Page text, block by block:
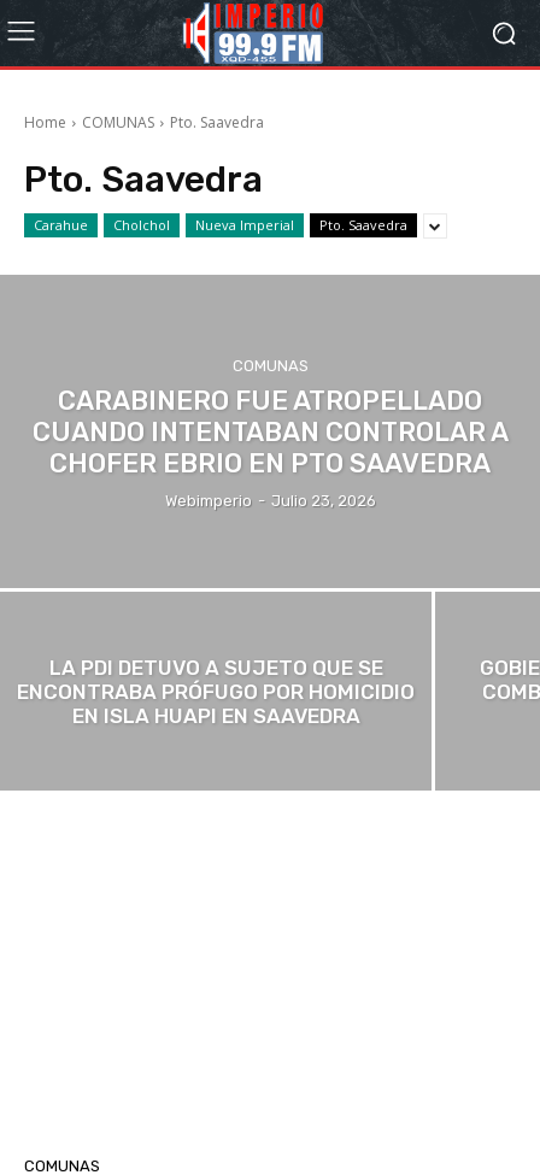
Home COMUNAS Pto. Saavedra
Pto. Saavedra
Carahue Cholchol Nueva Imperial Pto. Saavedra
COMUNAS
CARABINERO FUE ATROPELLADO
CUANDO INTENTABAN CONTROLAR A
CHOFER EBRIO EN PTO SAAVEDRA
Webimperio - Julio 23, 2026
LA PDI DETUVO A SUJETO QUE SE
ENCONTRABA PRÓFUGO POR HOMICIDIO
EN ISLA HUAPI EN SAAVEDRA
COMUNAS